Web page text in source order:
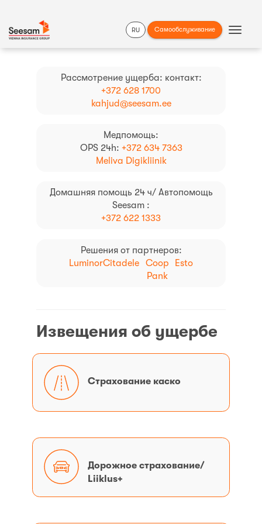
RU Самообслуживание
Show
Рассмотрение ущерба: контакт:
+372 628 1700
kahjud@seesam.ee
Медпомощь:
OPS 24h: +372 634 7363
Meliva Digikliinik
Домашняя помощь 24 ч/ Автопомощь
Seesam :
+372 622 1333
Решения от партнеров:
LuminorCitadele
Coop
Pank
Esto
Извещения об ущербе
Страхование
каско
Страхование каско
Дорожное
страхование/
Liiklus+
Дорожное страхование/
Liiklus+